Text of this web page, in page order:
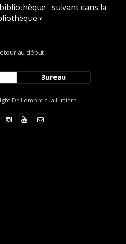
suivant dans la
»
au début
Bureau
De l'ombre à la lumière...